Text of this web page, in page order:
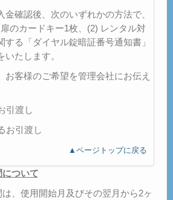
金確認後、次のいずれかの方法で、
のカードキー1枚、(2) レンタル対
する「ダイヤル錠暗証番号通知書」
たします。
お客様のご希望を管理会社にお伝え
引渡し
お引渡し
▲ページトップに戻る
ついて
、使用開始月及びその翌月から2ヶ